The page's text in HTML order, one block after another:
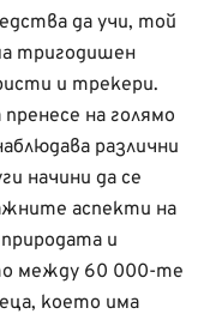
да учи, той
тригодишен
и трекери.
на голямо
различни
начини да се
аспекти на
и
между 60 000-те
което има